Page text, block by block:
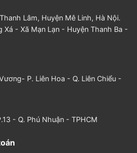
Lâm, Huyện Mê Linh, Hà Nội.
- Xã Mạn Lạn - Huyện Thanh Ba -
P. Liên Hoa - Q. Liên Chiểu -
- Q. Phú Nhuận - TPHCM